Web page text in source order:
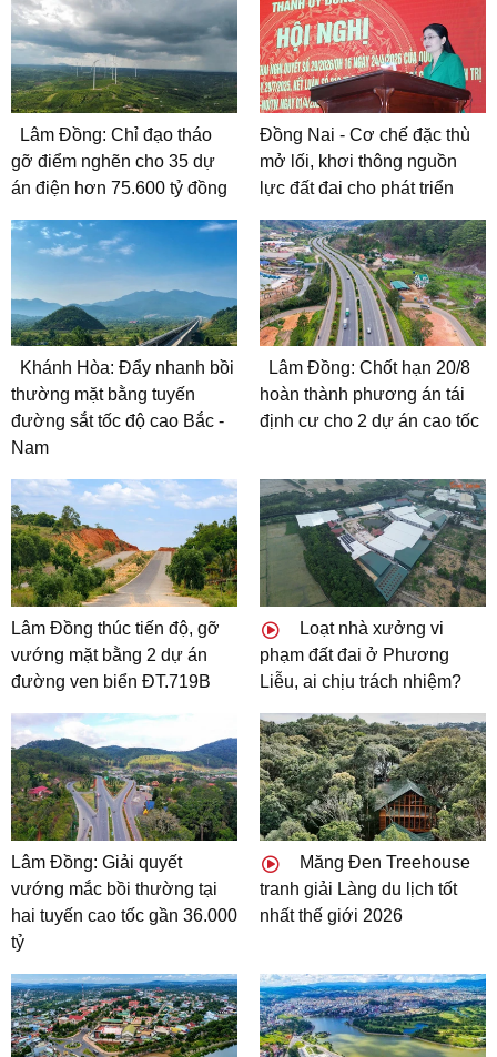
Lâm Đồng: Chỉ đạo tháo
gỡ điểm nghẽn cho 35 dự
án điện hơn 75.600 tỷ đồng
Đồng Nai - Cơ chế đặc thù
mở lối, khơi thông nguồn
lực đất đai cho phát triển
Khánh Hòa: Đẩy nhanh bồi
thường mặt bằng tuyến
đường sắt tốc độ cao Bắc -
Nam
Lâm Đồng: Chốt hạn 20/8
hoàn thành phương án tái
định cư cho 2 dự án cao tốc
Lâm Đồng thúc tiến độ, gỡ
vướng mặt bằng 2 dự án
đường ven biển ĐT.719B
Loạt nhà xưởng vi
phạm đất đai ở Phương
Liễu, ai chịu trách nhiệm?
Lâm Đồng: Giải quyết
vướng mắc bồi thường tại
hai tuyến cao tốc gần 36.000
tỷ
Măng Đen Treehouse
tranh giải Làng du lịch tốt
nhất thế giới 2026